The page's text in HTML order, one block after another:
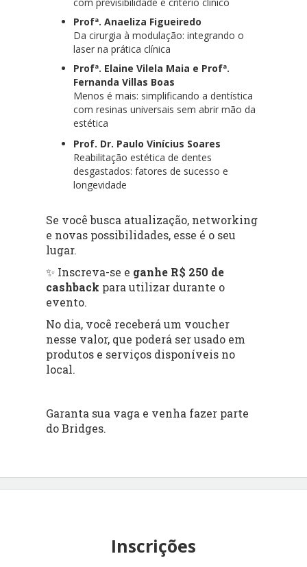
Profª. Anaeliza Figueiredo
Da cirurgia à modulação: integrando o
laser na prática clínica
Profª. Elaine Vilela Maia e Profª.
Fernanda Villas Boas
Menos é mais: simplificando a dentística
com resinas universais sem abrir mão da
estética
Prof. Dr. Paulo Vinícius Soares
Reabilitação estética de dentes
desgastados: fatores de sucesso e
longevidade
Se você busca atualização, networking
e novas possibilidades, esse é o seu
lugar.
✨ Inscreva-se e ganhe R$ 250 de
cashback para utilizar durante o
evento.
No dia, você receberá um voucher
nesse valor, que poderá ser usado em
produtos e serviços disponíveis no
local.
Garanta sua vaga e venha fazer parte
do Bridges.
Inscrições